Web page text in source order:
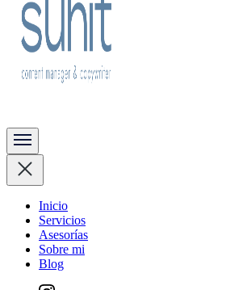
Andy Suhit
Content manager & copywriter
Inicio
Servicios
Asesorías
Sobre mi
Blog